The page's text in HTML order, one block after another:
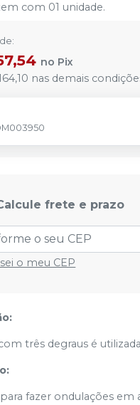
com 01 unidade.
no Pix
nas demais
frete e prazo
o meu CEP
três degraus é
fazer ondulações